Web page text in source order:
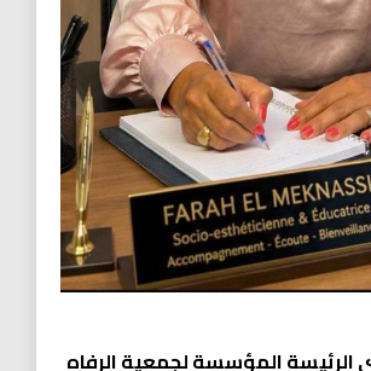
الرئيسة المؤسسة لجمعية الرفاه